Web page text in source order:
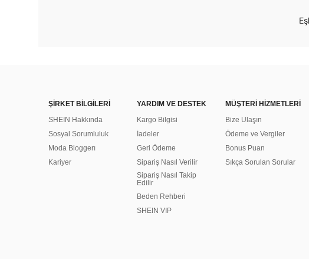
ŞİRKET BİLGİLERİ
SHEIN Hakkında
Sosyal Sorumluluk
Moda Bloggerı
Kariyer
YARDIM VE DESTEK
Kargo Bilgisi
İadeler
Geri Ödeme
Sipariş Nasıl Verilir
Sipariş Nasıl Takip
Edilir
Beden Rehberi
SHEIN VIP
MÜŞTERİ HİZMETLERİ
Bize Ulaşın
Ödeme ve Vergiler
Bonus Puan
Sıkça Sorulan Sorular